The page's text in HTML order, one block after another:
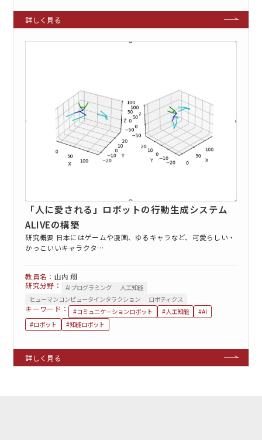
「人に愛される」ロボットの行動生成システム
ALIVEの構築
研究概要 日本にはゲームや漫画、ゆるキャラなど、可愛らしい・
かっこいいキャラクタ…
山内 翔
研究分野：
AIプログラミング
人工知能
ヒューマンコンピュータインタラクション
ロボティクス
キーワード： #コミュニケーションロボット #人工知能
#AI
#ロボット
#知能ロボット